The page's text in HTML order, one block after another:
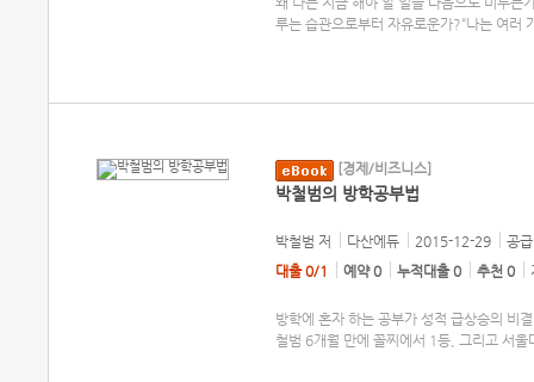
루는 습관으로부터 자유로운가?“나는 여러
[경제/비즈니스]
박철범의 방학공부법
박철범 저 다산에듀 2015-12-29
공
대출 0/1
예약 0 누적대출 0 추천 0
방학에 혼자 하는 공부가 성적 급상승의 비
철범 6개월 만에 꼴찌에서 1등, 그리고 서